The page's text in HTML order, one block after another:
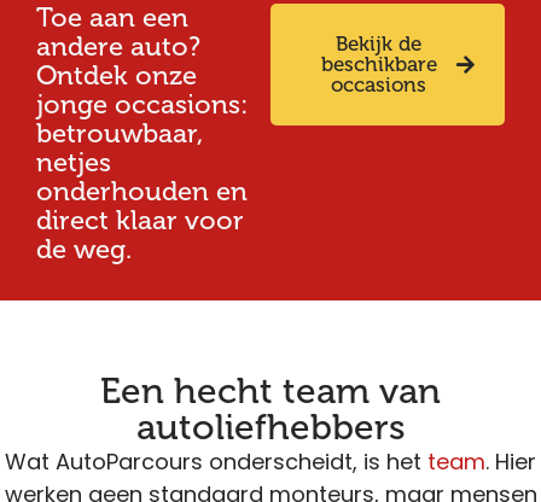
Toe aan een
andere auto?
Ontdek onze
jonge occasions:
betrouwbaar,
netjes
onderhouden en
direct klaar voor
de weg.
Bekijk de
beschikbare
occasions
Een hecht team van
autoliefhebbers
Wat AutoParcours onderscheidt, is het team. Hier
werken geen standaard monteurs, maar mensen